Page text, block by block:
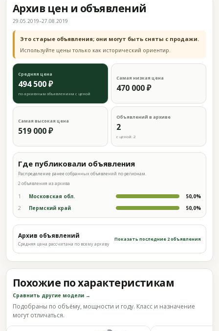
Архив цен и объявлений
29.05.2019–27.08.2019
Это старые объявления; они могут быть сняты с продажи.
Используйте цены только как исторический ориентир.
Средняя цена
494 500 ₽
по архивным объявлениям с ценой
Самая низкая цена
470 000 ₽
Самая высокая цена
519 000 ₽
Объявлений в архиве
2
с ценой: 2
Где публиковали объявления
Распределение ранее собранных объявлений по регионам.
2 объявления из архива
1 Московская обл. 50,0%
2 Пермский край 50,0%
Архив объявлений
Средняя цена рассчитана по всему архиву
Показать последние 2 объявления
Похожие по характеристикам
Сравнить другие модели →
Подобраны по объёму, мощности и году. Класс и назначение
могут отличаться.